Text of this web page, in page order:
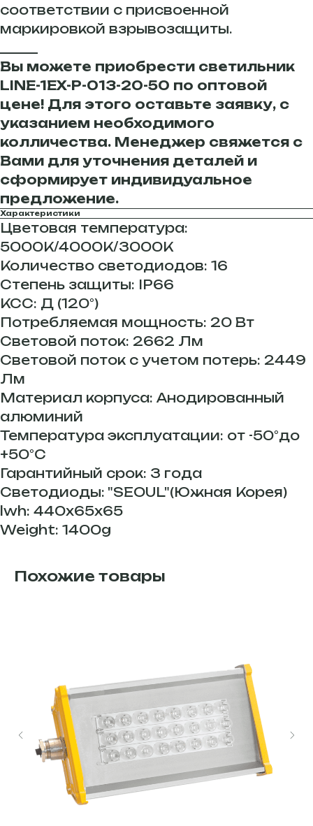
соответствии с присвоенной
маркировкой взрывозащиты.
Вы можете приобрести светильник
LINE-1EX-P-013-20-50 по оптовой
цене! Для этого оставьте заявку, с
указанием необходимого
колличества. Менеджер свяжется с
Вами для уточнения деталей и
сформирует индивидуальное
предложение.
Характеристики
Цветовая температура:
5000К/4000К/3000К
Количество светодиодов: 16
Степень защиты: IP66
КСС: Д (120°)
Потребляемая мощность: 20 Вт
Световой поток: 2662 Лм
Световой поток с учетом потерь: 2449
Лм
Материал корпуса: Анодированный
алюминий
Температура эксплуатации: от -50°до
+50°С
Гарантийный срок: 3 года
Светодиоды: "SEOUL"(Южная Корея)
lwh: 440x65x65
Weight: 1400g
Похожие товары